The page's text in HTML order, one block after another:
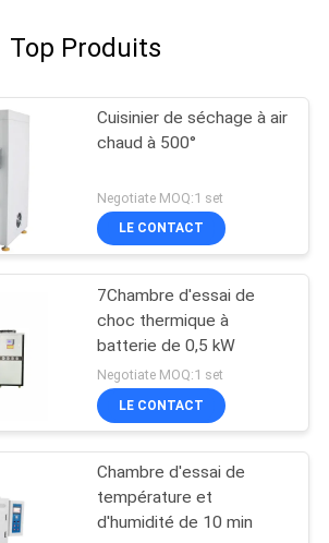
Top Produits
Cuisinier de séchage à air
chaud à 500°
Negotiate MOQ:1 set
LE CONTACT
7Chambre d'essai de
choc thermique à
batterie de 0,5 kW
Negotiate MOQ:1 set
LE CONTACT
Chambre d'essai de
température et
d'humidité de 10 min